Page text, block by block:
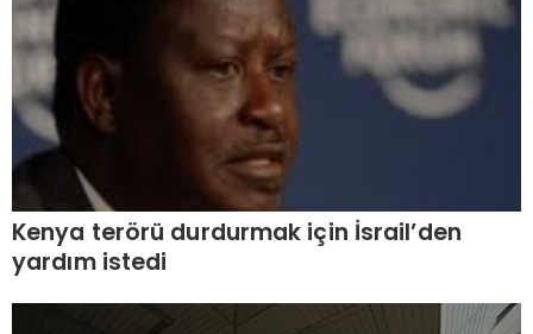
Kenya terörü durdurmak için İsrail’den
yardım istedi